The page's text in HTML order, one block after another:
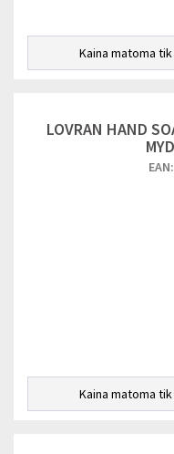
Kaina matoma
LOVRAN HAND
Kaina matoma